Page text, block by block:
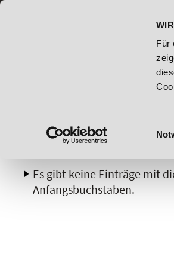
Für
20% Rabatt bis
B C
Es gibt keine Einträge mit
Anfangsbuchstaben.